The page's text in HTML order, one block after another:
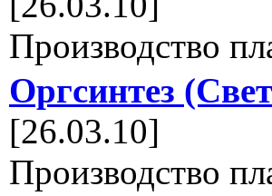
Производство
Оргсинтез
[26.03.10]
Производство